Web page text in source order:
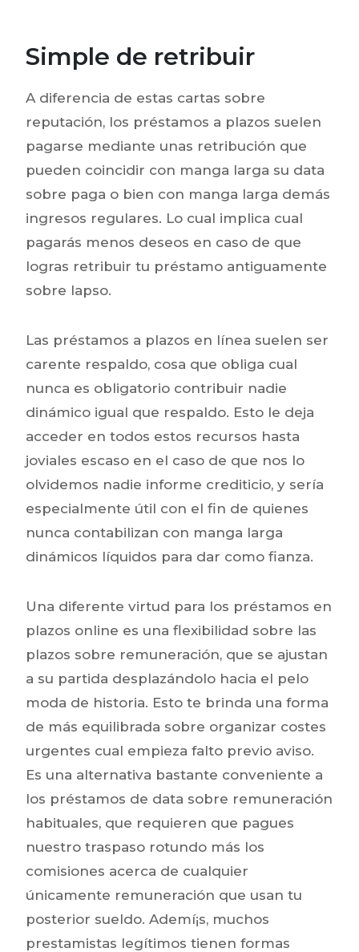
Simple de retribuir
A diferencia de estas cartas sobre
reputación, los préstamos a plazos suelen
pagarse mediante unas retribución que
pueden coincidir con manga larga su data
sobre paga o bien con manga larga demás
ingresos regulares. Lo cual implica cual
pagarás menos deseos en caso de que
logras retribuir tu préstamo antiguamente
sobre lapso.
Las préstamos a plazos en línea suelen ser
carente respaldo, cosa que obliga cual
nunca es obligatorio contribuir nadie
dinámico igual que respaldo. Esto le deja
acceder en todos estos recursos hasta
joviales escaso en el caso de que nos lo
olvidemos nadie informe crediticio, y serí­a
especialmente útil con el fin de quienes
nunca contabilizan con manga larga
dinámicos líquidos para dar como fianza.
Una diferente virtud para los préstamos en
plazos online es una flexibilidad sobre las
plazos sobre remuneración, que se ajustan
a su partida desplazándolo hacia el pelo
moda de historia. Esto te brinda una forma
de más equilibrada sobre organizar costes
urgentes cual empieza falto previo aviso.
Es una alternativa bastante conveniente a
los préstamos de data sobre remuneración
habituales, que requieren que pagues
nuestro traspaso rotundo más los
comisiones acerca de cualquier
únicamente remuneración que usan tu
posterior sueldo. Ademí¡s, muchos
prestamistas legítimos tienen formas